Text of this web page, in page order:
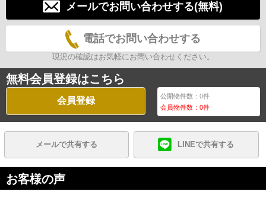
メールでお問い合わせする(無料)
電話でお問い合わせする
現況の確認はお気軽にお問い合わせください。
無料会員登録はこちら
会員登録 公開物件数：0件
会員物件数：0件
メールで共有する LINEで共有する
お客様の声